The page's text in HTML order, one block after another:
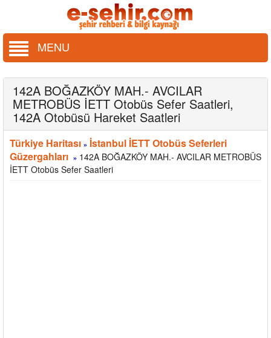
MENU
142A BOĞAZKÖY MAH.- AVCILAR
METROBÜS İETT Otobüs Sefer Saatleri,
142A Otobüsü Hareket Saatleri
Türkiye Haritası » İstanbul İETT Otobüs Seferleri
Güzergahları » 142A BOĞAZKÖY MAH.- AVCILAR METROBÜS
İETT Otobüs Sefer Saatleri